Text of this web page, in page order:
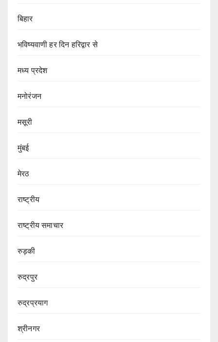
बिहार
भविष्यवाणी हर दिन हरिद्वार से
मध्य प्रदेश
मनोरंजन
मसूरी
मुंबई
मेरठ
राष्ट्रीय
राष्ट्रीय समाचार
रुड़की
रुद्रपुर
रुद्रप्रयाग
श्रीनगर